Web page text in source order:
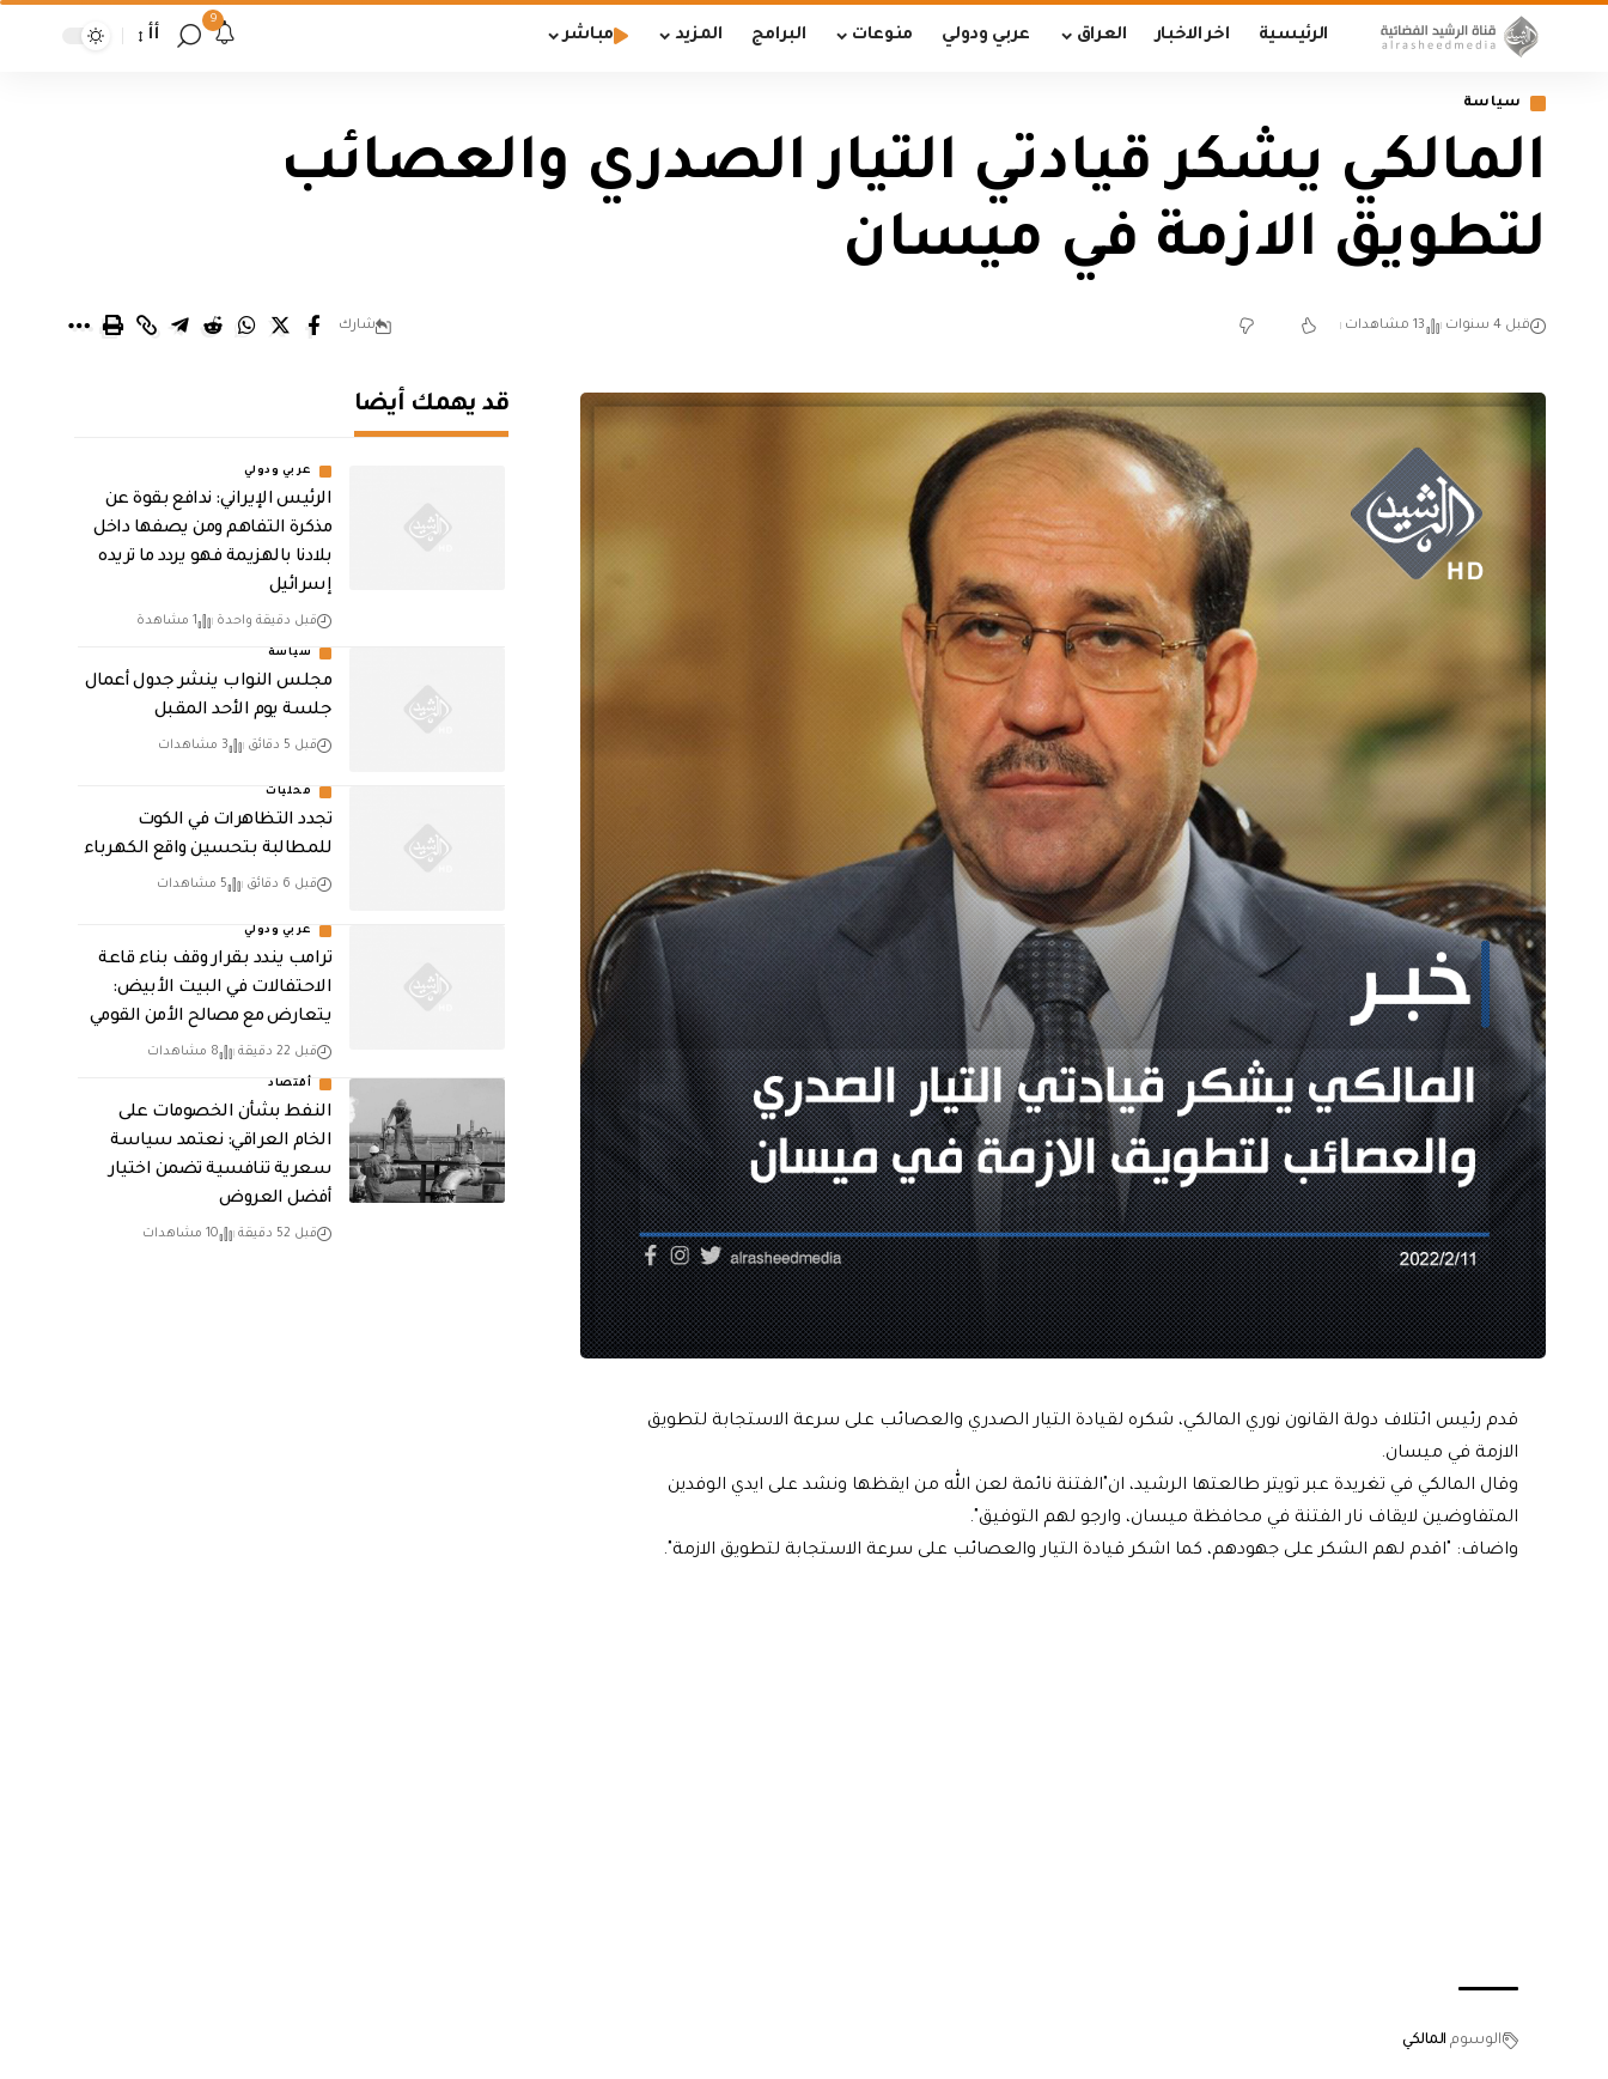
الرئيسية اخر الاخبار العراق عربي ودولي منوعات البرامج المزيد مباشر
9
أأ
سياسة
المالكي يشكر قيادتي التيار الصدري والعصائب
لتطويق الازمة في ميسان
قبل 4 سنوات 13 مشاهدات شارك
قدم رئيس ائتلاف دولة القانون نوري المالكي، شكره لقيادة التيار الصدري والعصائب على سرعة الاستجابة لتطويق
الازمة في ميسان.
وقال المالكي في تغريدة عبر تويتر طالعتها الرشيد، ان"الفتنة نائمة لعن الله من ايقظها ونشد على ايدي الوفدين
المتفاوضين لايقاف نار الفتنة في محافظة ميسان، وارجو لهم التوفيق".
واضاف: "اقدم لهم الشكر على جهودهم، كما اشكر قيادة التيار والعصائب على سرعة الاستجابة لتطويق الازمة".
الوسوم المالكي
قد يهمك أيضا
عربي ودولي
الرئيس الإيراني: ندافع بقوة عن
مذكرة التفاهم ومن يصفها داخل
بلادنا بالهزيمة فهو يردد ما تريده
إسرائيل
قبل دقيقة واحدة 1 مشاهدة
سياسة
مجلس النواب ينشر جدول أعمال
جلسة يوم الأحد المقبل
قبل 5 دقائق 3 مشاهدات
محليات
تجدد التظاهرات في الكوت
للمطالبة بتحسين واقع الكهرباء
قبل 6 دقائق 5 مشاهدات
عربي ودولي
ترامب يندد بقرار وقف بناء قاعة
الاحتفالات في البيت الأبيض:
يتعارض مع مصالح الأمن القومي
قبل 22 دقيقة 8 مشاهدات
أقتصاد
النفط بشأن الخصومات على
الخام العراقي: نعتمد سياسة
سعرية تنافسية تضمن اختيار
أفضل العروض
قبل 52 دقيقة 10 مشاهدات